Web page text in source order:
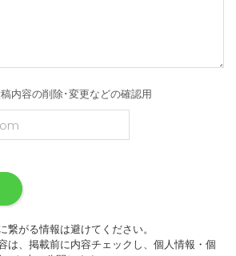
内容の削除･変更などの確認用
繋がる情報は避けてください。
は、掲載前に内容チェックし、個人情報・個